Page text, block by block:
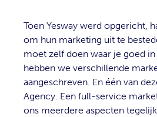
Toen Yesway werd opgericht,
om hun marketing uit te
moet zelf doen waar je goed
hebben we verschillende
aangeschreven. En één van
Agency. Een full-service
ons meerdere aspecten